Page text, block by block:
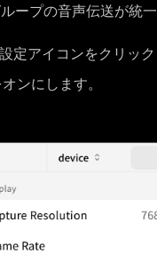
ープの音声伝送が統
定アイコンをクリック
ンにします。